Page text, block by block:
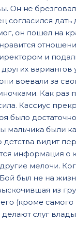
Он не
дать
он пошел на
и
вариантов
воевали за
Как раз
Кассиус
было
были
видит
информация о
мелочи.
был не на
из
(кроме самого
слуг